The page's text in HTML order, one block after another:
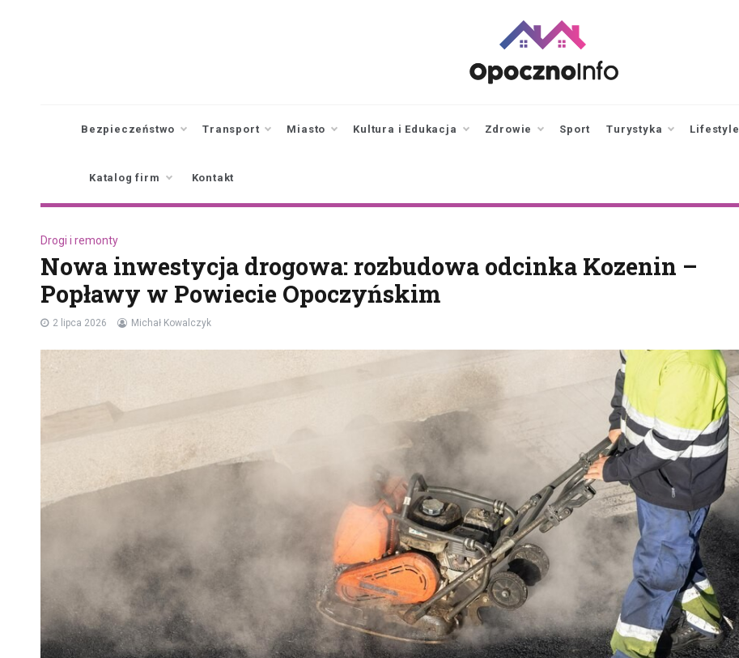
Bezpieczeństwo Transport Miasto Kultura i Edukacja Zdrowie Sport Turystyka Lifestyle
Katalog firm Kontakt
Drogi i remonty
Nowa inwestycja drogowa: rozbudowa odcinka Kozenin –
Popławy w Powiecie Opoczyńskim
2 lipca 2026 Michał Kowalczyk